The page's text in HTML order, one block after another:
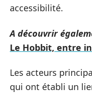
accessibilité.
A découvrir
Le Hobbit, entre
Les acteurs
qui ont établi un